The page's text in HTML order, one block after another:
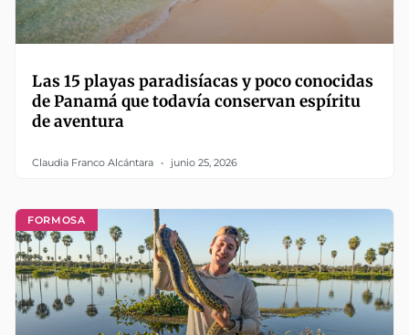
Las 15 playas paradisíacas y poco conocidas
de Panamá que todavía conservan espíritu
de aventura
Claudia Franco Alcántara junio 25, 2026
FORMOSA